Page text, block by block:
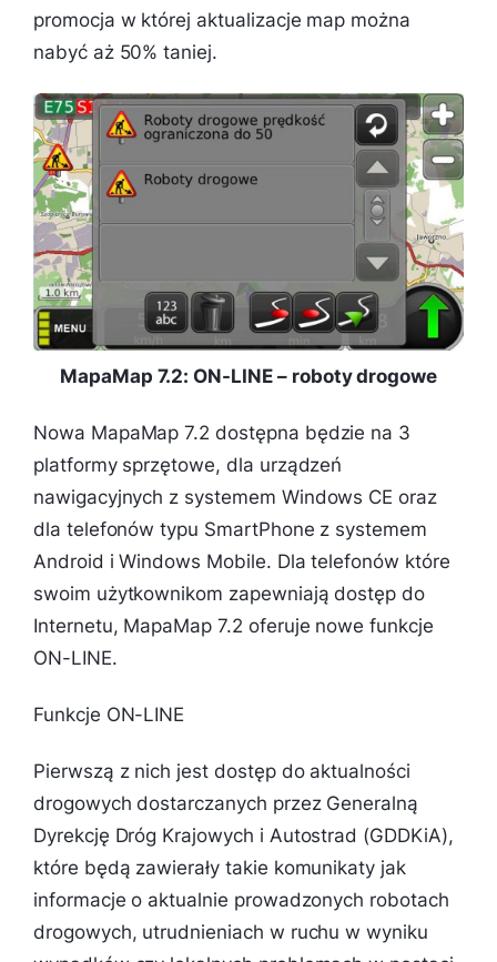
promocja w której aktualizacje map można
nabyć aż 50% taniej.
MapaMap 7.2: ON-LINE – roboty drogowe
Nowa MapaMap 7.2 dostępna będzie na 3
platformy sprzętowe, dla urządzeń
nawigacyjnych z systemem Windows CE oraz
dla telefonów typu SmartPhone z systemem
Android i Windows Mobile. Dla telefonów które
swoim użytkownikom zapewniają dostęp do
Internetu, MapaMap 7.2 oferuje nowe funkcje
ON-LINE.
Funkcje ON-LINE
Pierwszą z nich jest dostęp do aktualności
drogowych dostarczanych przez Generalną
Dyrekcję Dróg Krajowych i Autostrad (GDDKiA),
które będą zawierały takie komunikaty jak
informacje o aktualnie prowadzonych robotach
drogowych, utrudnieniach w ruchu w wyniku